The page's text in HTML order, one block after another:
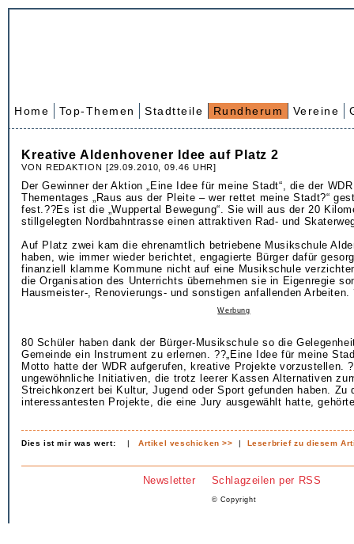
Home Top-Themen Stadtteile Rundherum Vereine
Kreative Aldenhovener Idee auf Platz 2
VON REDAKTION [29.09.2010, 09.46 UHR]
Der Gewinner der Aktion „Eine Idee für meine Stadt“, die der
Thementages „Raus aus der Pleite – wer rettet meine Stadt?“
fest.??Es ist die „Wuppertal Bewegung“. Sie will aus der 20
stillgelegten Nordbahntrasse einen attraktiven Rad- und
Auf Platz zwei kam die ehrenamtlich betriebene Musikschule
haben, wie immer wieder berichtet, engagierte Bürger dafür
finanziell klamme Kommune nicht auf eine Musikschule
die Organisation des Unterrichts übernehmen sie in Eigenregie
Hausmeister-, Renovierungs- und sonstigen anfallenden Arbeiten.
Werbung
80 Schüler haben dank der Bürger-Musikschule so die
Gemeinde ein Instrument zu erlernen. ??„Eine Idee für meine
Motto hatte der WDR aufgerufen, kreative Projekte vorzustellen.
ungewöhnliche Initiativen, die trotz leerer Kassen Alternativen
Streichkonzert bei Kultur, Jugend oder Sport gefunden haben. Zu
interessantesten Projekte, die eine Jury ausgewählt hatte,
Dies ist mir was wert: |Artikel veschicken >> | Leserbrief zu diesem
Newsletter Schlagzeilen per RSS
© Copyright